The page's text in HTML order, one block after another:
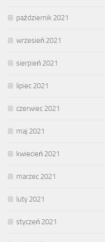
październik 2021
wrzesień 2021
sierpień 2021
lipiec 2021
czerwiec 2021
maj 2021
kwiecień 2021
marzec 2021
luty 2021
styczeń 2021